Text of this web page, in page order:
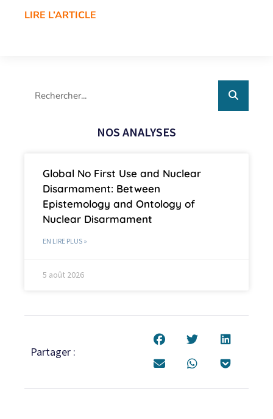
LIRE L’ARTICLE
NOS ANALYSES
Global No First Use and Nuclear
Disarmament: Between
Epistemology and Ontology of
Nuclear Disarmament
EN LIRE PLUS »
5 août 2026
Partager :